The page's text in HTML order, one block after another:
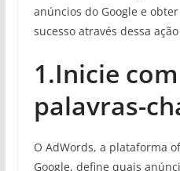
anúncios do Google e
sucesso através dessa
1.Inicie
palavras-
O AdWords, a plataforma
Google, define quais